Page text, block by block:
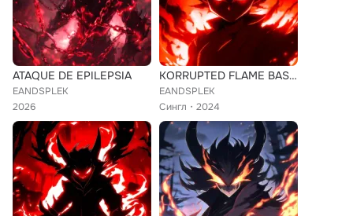
ATAQUE DE EPILEPSIA
EANDSPLEK
2026
KORRUPTED FLAME BASSSHOT FUNK
EANDSPLEK
Сингл
2024